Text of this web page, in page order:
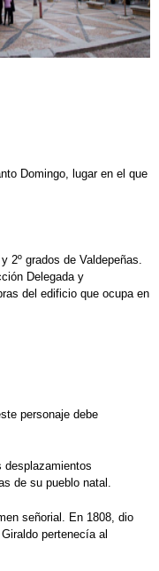
Domingo, lugar en el que
grados de Valdepeñas.
Delegada y
del edificio que ocupa en
personaje debe
desplazamientos
de su pueblo natal.
señorial. En 1808, dio
pertenecía al